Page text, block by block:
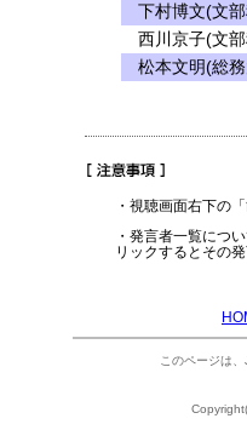
下村博文(文部
西川京子(文部
松本文明(総務
・視聴画面右下の
・発言者一覧につ
リックするとその
このページは